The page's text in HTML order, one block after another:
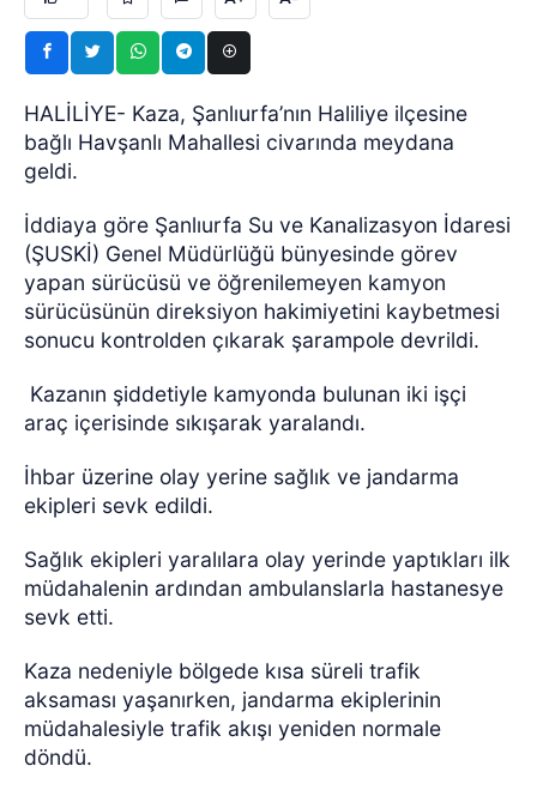
HALİLİYE- Kaza, Şanlıurfa’nın Haliliye ilçesine
bağlı Havşanlı Mahallesi civarında meydana
geldi.
İddiaya göre Şanlıurfa Su ve Kanalizasyon İdaresi
(ŞUSKİ) Genel Müdürlüğü bünyesinde görev
yapan sürücüsü ve öğrenilemeyen kamyon
sürücüsünün direksiyon hakimiyetini kaybetmesi
sonucu kontrolden çıkarak şarampole devrildi.
Kazanın şiddetiyle kamyonda bulunan iki işçi
araç içerisinde sıkışarak yaralandı.
İhbar üzerine olay yerine sağlık ve jandarma
ekipleri sevk edildi.
Sağlık ekipleri yaralılara olay yerinde yaptıkları ilk
müdahalenin ardından ambulanslarla hastanesye
sevk etti.
Kaza nedeniyle bölgede kısa süreli trafik
aksaması yaşanırken, jandarma ekiplerinin
müdahalesiyle trafik akışı yeniden normale
döndü.